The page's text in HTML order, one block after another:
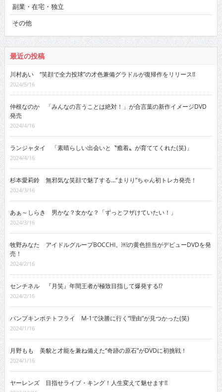
副業・在宅・独立
その他
最近の投稿
川村あい “笑顔で全力投球”の才色兼備グラドルが復帰作をリリース!!
2024/5/16
仲根なのか 「みんなの言うことは絶対！」が合言葉の新作イメージDVD
発売
2024/4/16
ランジャタイ 「素晴らしい出会いと〝癒着〟が育ててくれた(笑)」
2024/4/16
杉本愛莉鈴 無邪気な笑顔で魅了する…“まりり”ちゃん初トレカ発売！
2024/3/16
あぁ～しらき 男かな？女かな？「ずっとフザけていたい！」
2024/3/16
牧野みなた アイドルグループBOCCHI。￼の黄色担当がデビューDVDを発
売！
2024/2/16
センチネル 『月笑』年間王者が極致目指して爆発する!?
2024/2/16
パンプキンポテトフライ M-1で決勝に行く“理由”が見つかった(笑)
2024/1/16
月野もも 美貌と才能を兼ね備えた“奇跡の原石”がDVDに初挑戦！
2024/1/16
ヤーレンズ 目指せライブ・キング！人生変えて魅せます!!